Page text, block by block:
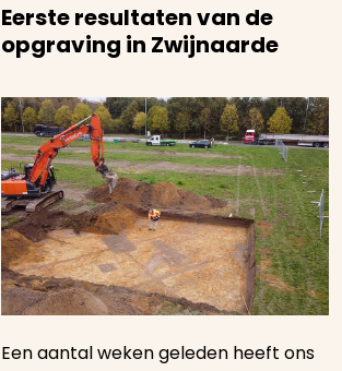
Eerste resultaten van de
opgraving in Zwijnaarde
Een aantal weken geleden heeft ons